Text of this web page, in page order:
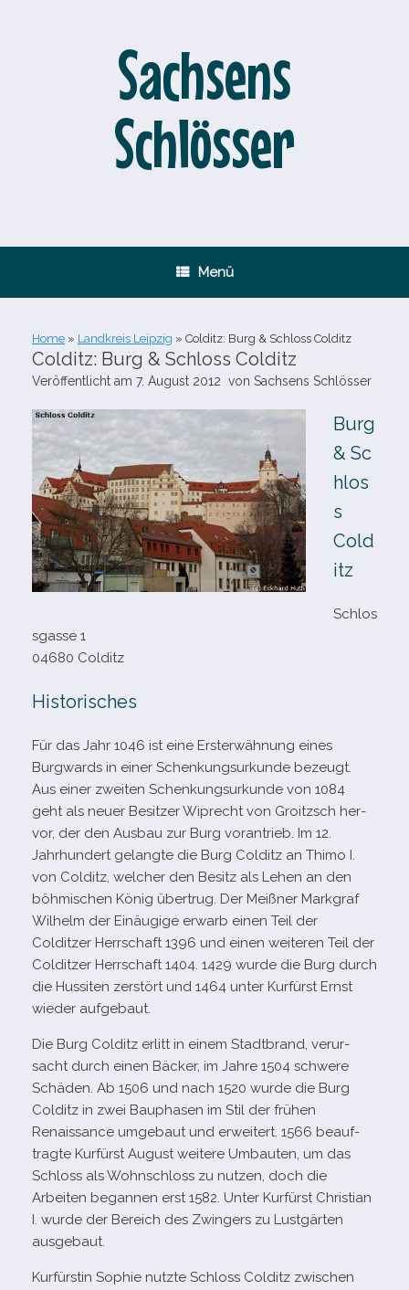
Sachsens
Schlösser
Menü
Home » Landkreis Leipzig » Colditz: Burg & Schloss Colditz
Colditz: Burg & Schloss Colditz
Veröffentlicht am 7. August 2012 von Sachsens Schlösser
Burg
& Sc
hlos
s
Cold
itz
Schlos
sgasse 1
04680 Colditz
Historisches
Für das Jahr 1046 ist eine Ersterwähnung eines
Burgwards in einer Schenkungsurkunde bezeugt.
Aus einer zwei­ten Schenkungsurkunde von 1084
geht als neuer Besitzer Wiprecht von Groitzsch her­
vor, der den Ausbau zur Burg vor­an­trieb. Im 12.
Jahrhundert gelangte die Burg Colditz an Thimo I.
von Colditz, wel­cher den Besitz als Lehen an den
böh­mi­schen König über­trug. Der Meißner Markgraf
Wilhelm der Einäugige erwarb einen Teil der
Colditzer Herrschaft 1396 und einen wei­te­ren Teil der
Colditzer Herrschaft 1404. 1429 wurde die Burg durch
die Hussiten zer­stört und 1464 unter Kurfürst Ernst
wie­der aufgebaut.
Die Burg Colditz erlitt in einem Stadtbrand, ver­ur­
sacht durch einen Bäcker, im Jahre 1504 schwere
Schäden. Ab 1506 und nach 1520 wurde die Burg
Colditz in zwei Bauphasen im Stil der frü­hen
Renaissance umge­baut und erwei­tert. 1566 beauf­
tragte Kurfürst August wei­tere Umbauten, um das
Schloss als Wohnschloss zu nut­zen, doch die
Arbeiten began­nen erst 1582. Unter Kurfürst Christian
I. wurde der Bereich des Zwingers zu Lustgärten
ausgebaut.
Kurfürstin Sophie nutzte Schloss Colditz zwi­schen